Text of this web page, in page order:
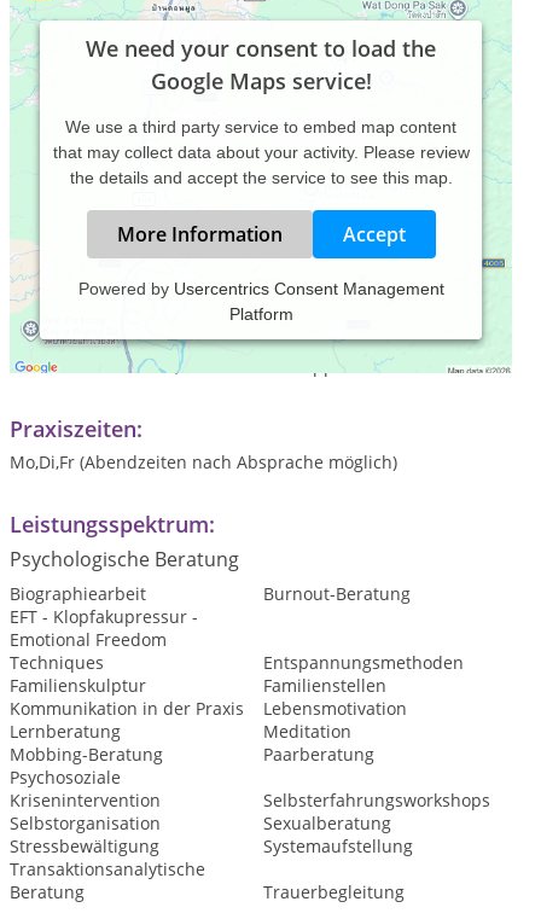
We need your consent to load the
Google Maps service!
We use a third party service to embed map content
that may collect data about your activity. Please review
the details and accept the service to see this map.
More Information Accept
Powered by Usercentrics Consent Management
Platform
Psychologische Praxisgemeinschaft mit den Schwerpunkten
Beratung und Therapie, Coaching und Seminare
Arbeit mit Einzelnen, Paaren und Gruppen
Praxiszeiten:
Mo,Di,Fr (Abendzeiten nach Absprache möglich)
Leistungsspektrum:
Psychologische Beratung
Biographiearbeit
Burnout-Beratung
EFT - Klopfakupressur -
Emotional Freedom
Techniques
Entspannungsmethoden
Familienskulptur
Familienstellen
Kommunikation in der Praxis
Lebensmotivation
Lernberatung
Meditation
Mobbing-Beratung
Paarberatung
Psychosoziale
Krisenintervention
Selbsterfahrungsworkshops
Selbstorganisation
Sexualberatung
Stressbewältigung
Systemaufstellung
Transaktionsanalytische
Beratung
Trauerbegleitung